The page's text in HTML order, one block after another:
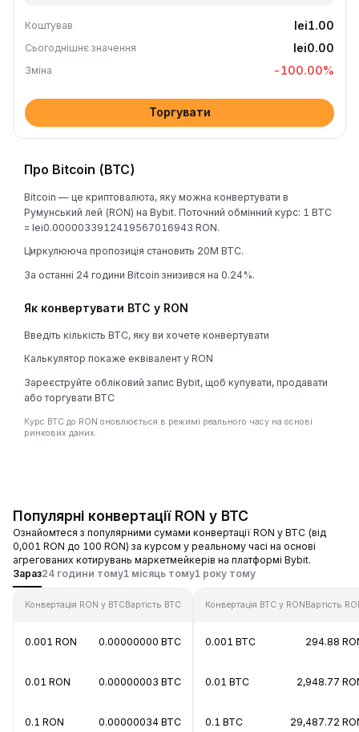
Коштував lei1.00
Сьогоднішнє значення lei0.00
Зміна -100.00%
Торгувати
Про Bitcoin (BTC)
Bitcoin — це криптовалюта, яку можна конвертувати в
Румунський лей (RON) на Bybit. Поточний обмінний курс: 1 BTC
= lei0.0000033912419567016943 RON.
Циркулююча пропозиція становить 20M BTC.
За останні 24 години Bitcoin знизився на 0.24%.
Як конвертувати BTC у RON
Введіть кількість BTC, яку ви хочете конвертувати
Калькулятор покаже еквівалент у RON
Зареєструйте обліковий запис Bybit, щоб купувати, продавати
або торгувати BTC
Курс BTC до RON оновлюється в режимі реального часу на основі
ринкових даних.
Популярні конвертації RON у BTC
Ознайомтеся з популярними сумами конвертації RON у BTC (від
0,001 RON до 100 RON) за курсом у реальному часі на основі
агрегованих котирувань маркетмейкерів на платформі Bybit.
Зараз24 години тому1 місяць тому1 року тому
Конвертація RON у BTCВартість BTC
0.001 RON 0.00000000 BTC
0.01 RON 0.00000003 BTC
0.1 RON 0.00000034 BTC
Конвертація BTC у RONВартість
0.001 BTC 294.88
0.01 BTC 2,948.77
0.1 BTC 29,487.72